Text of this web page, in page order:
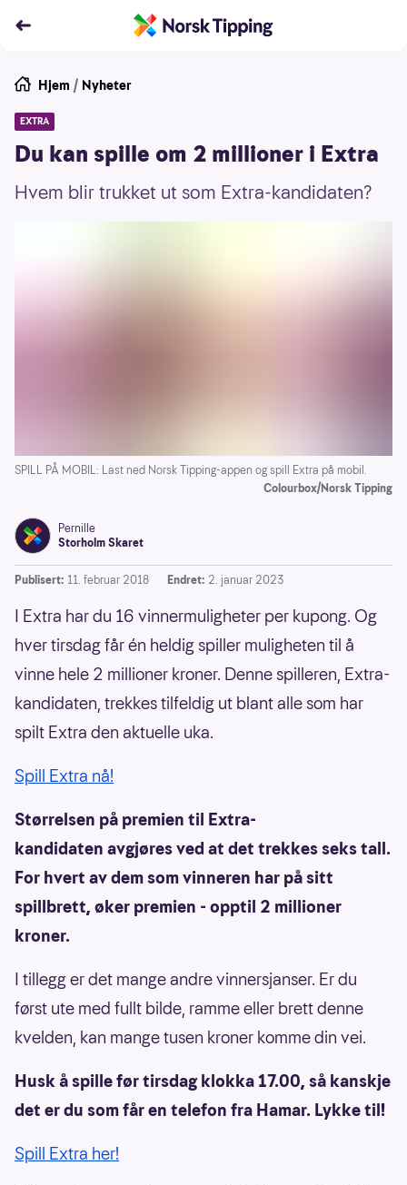
Hjem / Nyheter
EXTRA
Du kan spille om 2 millioner i Extra
Hvem blir trukket ut som Extra-kandidaten?
SPILL PÅ MOBIL: Last ned Norsk Tipping-appen og spill Extra på mobil.
Colourbox/Norsk Tipping
Pernille
Storholm Skaret
Publisert: 11. februar 2018 Endret: 2. januar 2023
I Extra har du 16 vinnermuligheter per kupong. Og
hver tirsdag får én heldig spiller muligheten til å
vinne hele 2 millioner kroner. Denne spilleren, Extra-
kandidaten, trekkes tilfeldig ut blant alle som har
spilt Extra den aktuelle uka.
Spill Extra nå!
Størrelsen på premien til Extra-
kandidaten avgjøres ved at det trekkes seks tall.
For hvert av dem som vinneren har på sitt
spillbrett, øker premien - opptil 2 millioner
kroner.
I tillegg er det mange andre vinnersjanser. Er du
først ute med fullt bilde, ramme eller brett denne
kvelden, kan mange tusen kroner komme din vei.
Husk å spille før tirsdag klokka 17.00, så kanskje
det er du som får en telefon fra Hamar. Lykke til!
Spill Extra her!